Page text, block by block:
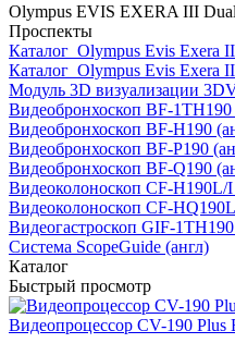
Olympus EVIS EXERA III
Проспекты
Каталог_Olympus Evis Exera
Каталог_Olympus Evis Exera
Модуль 3D визуализации
Видеобронхоскоп BF-1TH190
Видеобронхоскоп BF-H190
Видеобронхоскоп BF-P190
Видеобронхоскоп BF-Q190
Видеоколоноскоп CF-H190L/I
Видеоколоноскоп CF-
Видеогастроскоп GIF-
Система ScopeGuide (англ)
Каталог
Быстрый просмотр
Видеопроцессор CV-190